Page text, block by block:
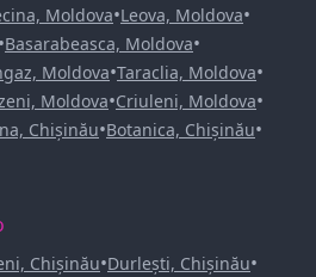
Moldova•Leova, Moldova•
•Basarabeasca, Moldova•
Moldova•Taraclia, Moldova•
Moldova•Criuleni, Moldova•
Chișinău•Botanica, Chișinău•
Chișinău•Durlești, Chișinău•